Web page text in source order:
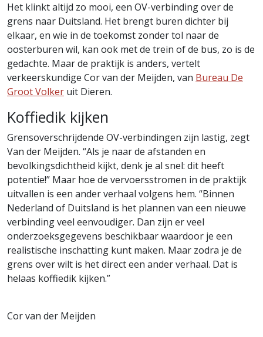
Het klinkt altijd zo mooi, een OV-verbinding over de
grens naar Duitsland. Het brengt buren dichter bij
elkaar, en wie in de toekomst zonder tol naar de
oosterburen wil, kan ook met de trein of de bus, zo is de
gedachte. Maar de praktijk is anders, vertelt
verkeerskundige Cor van der Meijden, van Bureau De
Groot Volker uit Dieren.
Koffiedik kijken
Grensoverschrijdende OV-verbindingen zijn lastig, zegt
Van der Meijden. “Als je naar de afstanden en
bevolkingsdichtheid kijkt, denk je al snel: dit heeft
potentie!” Maar hoe de vervoersstromen in de praktijk
uitvallen is een ander verhaal volgens hem. “Binnen
Nederland of Duitsland is het plannen van een nieuwe
verbinding veel eenvoudiger. Dan zijn er veel
onderzoeksgegevens beschikbaar waardoor je een
realistische inschatting kunt maken. Maar zodra je de
grens over wilt is het direct een ander verhaal. Dat is
helaas koffiedik kijken.”
Cor van der Meijden